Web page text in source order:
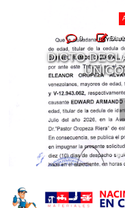
0
DICTO